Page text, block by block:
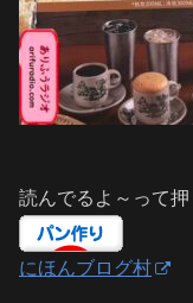
読んでるよ～って
にほんブログ村